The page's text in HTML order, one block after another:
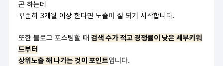
곤 하는데
꾸준히 3개월 이상 한다면 노출이 잘 되기 시작합니다.
또한 블로그 포스팅할 때 검색 수가 적고 경쟁률이 낮은 세부키워
드부터
상위노출 해 나가는 것이 포인트입니다.